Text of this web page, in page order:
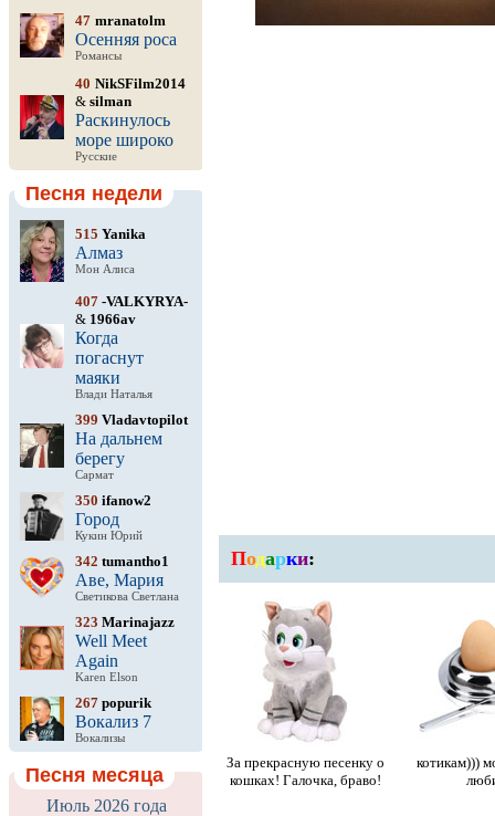
47 mranatolm
Осенняя роса
Романсы
40 NikSFilm2014
& silman
Раскинулось
море широко
Русские
Песня недели
515 Yanika
Алмаз
Мон Алиса
407 -VALKYRYA-
& 1966av
Когда
погаснут
маяки
Влади Наталья
399 Vladavtopilot
На дальнем
берегу
Сармат
350 ifanow2
Город
Кукин Юрий
342 tumantho1
Аве, Мария
Светикова Светлана
323 Marinajazz
Well Meet
Again
Karen Elson
267 popurik
Вокализ 7
Вокализы
Песня месяца
Июль 2026 года
Подарки:
За прекрасную песенку о
кошках! Галочка, браво!
котикам)))